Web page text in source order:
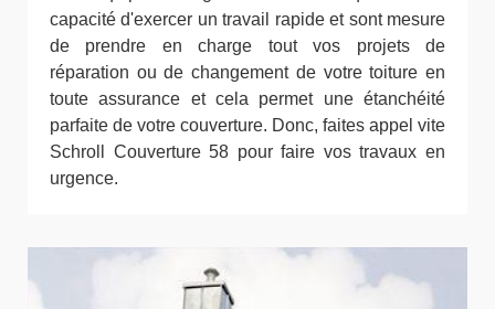
capacité d'exercer un travail rapide et sont mesure
de prendre en charge tout vos projets de
réparation ou de changement de votre toiture en
toute assurance et cela permet une étanchéité
parfaite de votre couverture. Donc, faites appel vite
Schroll Couverture 58 pour faire vos travaux en
urgence.